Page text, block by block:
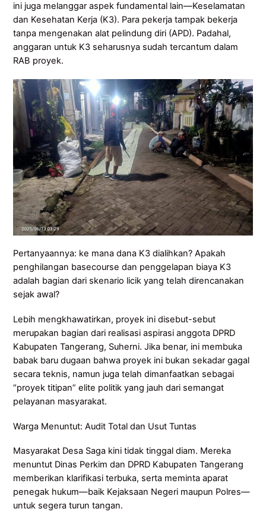
ini juga melanggar aspek fundamental lain—Keselamatan
dan Kesehatan Kerja (K3). Para pekerja tampak bekerja
tanpa mengenakan alat pelindung diri (APD). Padahal,
anggaran untuk K3 seharusnya sudah tercantum dalam
RAB proyek.
Pertanyaannya: ke mana dana K3 dialihkan? Apakah
penghilangan basecourse dan penggelapan biaya K3
adalah bagian dari skenario licik yang telah direncanakan
sejak awal?
Lebih mengkhawatirkan, proyek ini disebut-sebut
merupakan bagian dari realisasi aspirasi anggota DPRD
Kabupaten Tangerang, Suherni. Jika benar, ini membuka
babak baru dugaan bahwa proyek ini bukan sekadar gagal
secara teknis, namun juga telah dimanfaatkan sebagai
“proyek titipan” elite politik yang jauh dari semangat
pelayanan masyarakat.
Warga Menuntut: Audit Total dan Usut Tuntas
Masyarakat Desa Saga kini tidak tinggal diam. Mereka
menuntut Dinas Perkim dan DPRD Kabupaten Tangerang
memberikan klarifikasi terbuka, serta meminta aparat
penegak hukum—baik Kejaksaan Negeri maupun Polres—
untuk segera turun tangan.